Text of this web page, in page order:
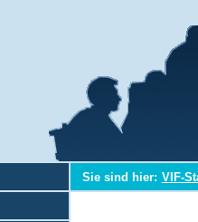
Sie sind hier: VIF-